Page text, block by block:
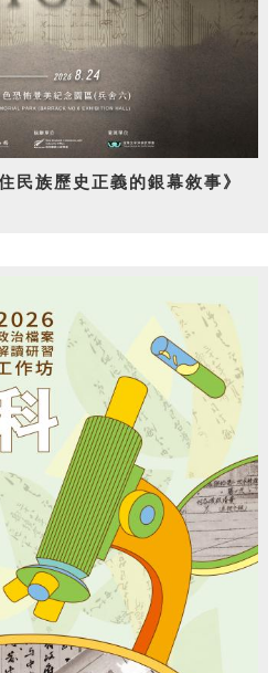
民族歷史正義的銀幕敘事》